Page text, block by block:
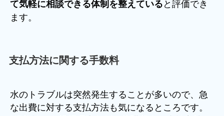
て気軽に相談できる体制を整えていると評価でき
ます。
支払方法に関する手数料
水のトラブルは突然発生することが多いので、急
な出費に対する支払方法も気になるところです。